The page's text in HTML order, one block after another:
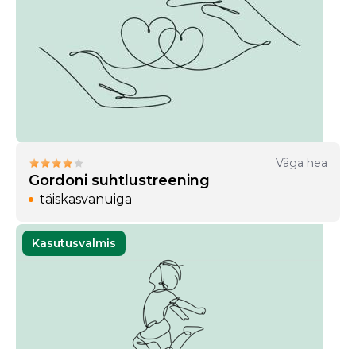
Väga hea
Gordoni suhtlustreening
täiskasvanuiga
Kasutusvalmis